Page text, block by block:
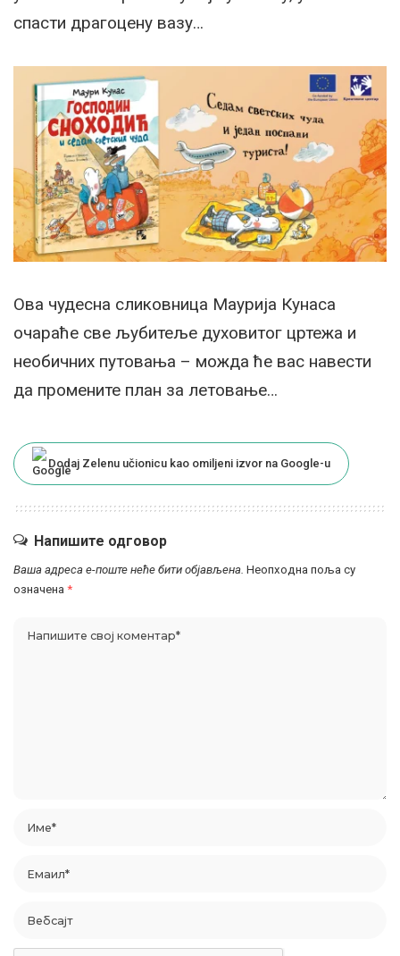
спасти драгоцену вазу…
Ова чудесна сликовница Маурија Кунаса
очараће све љубитеље духовитог цртежа и
необичних путовања – можда ће вас навести
да промените план за летовање…
Dodaj Zelenu učionicu kao omiljeni izvor na Google-u
Напишите одговор
Ваша адреса е-поште неће бити објављена. Неопходна поља су
означена *